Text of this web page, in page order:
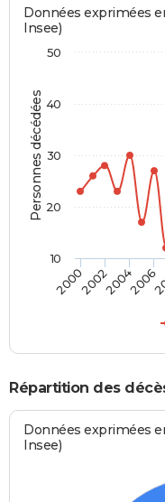
Personnes décédées
Données exprimées
Insee)
2000200220042006
10
20
30
40
50
Répartition des
Données exprimées
Insee)